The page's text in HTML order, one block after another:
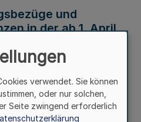
und
in der ab 1. April
verwendet. Sie können
oder nur solchen,
Seite zwingend erforderlich